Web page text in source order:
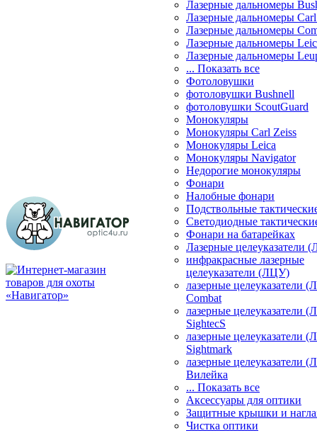
Лазерные дальномеры
Лазерные дальномеры
Лазерные дальномеры
Лазерные дальномеры
Лазерные дальномеры
... Показать все
Фотоловушки
фотоловушки Bushnell
фотоловушки ScoutGuard
Монокуляры
Монокуляры Carl Zeiss
Монокуляры Leica
Монокуляры Navigator
Недорогие монокуляры
Фонари
Налобные фонари
Подствольные
Светодиодные
Фонари на батарейках
Лазерные целеуказатели
инфракрасные лазерные
целеуказатели (ЛЦУ)
лазерные целеуказатели
Combat
лазерные целеуказатели
SightecS
лазерные целеуказатели
Sightmark
лазерные целеуказатели
Вилейка
... Показать все
Аксессуары для оптики
Защитные крышки и
Чистка оптики